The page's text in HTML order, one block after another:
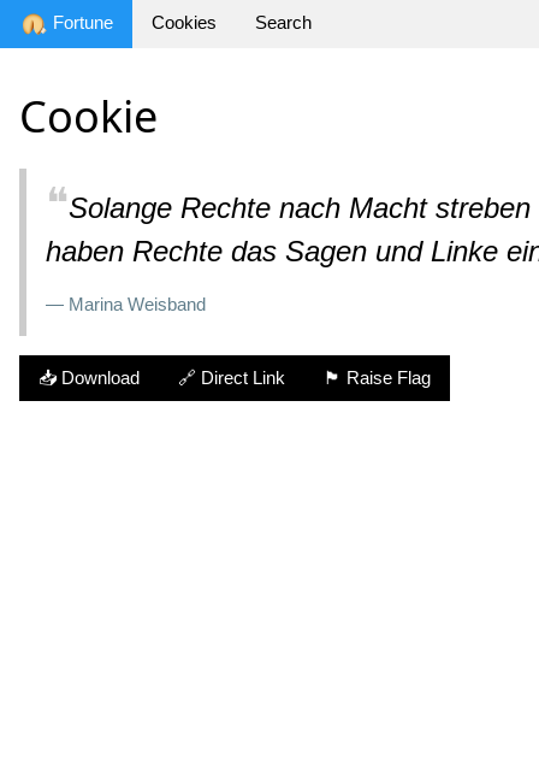
Fortune Cookies Search
Cookie
❝Solange Rechte nach Macht
haben Rechte das Sagen und Linke
— Marina Weisband
📥 Download 🔗 Direct Link 🏴 Raise Flag